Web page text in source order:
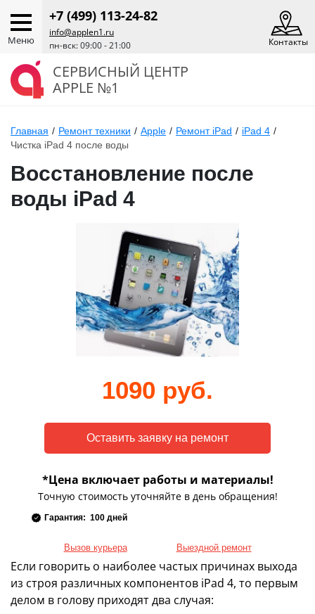
Меню
+7 (499) 113-24-82
info@applen1.ru
пн-вск: 09:00 - 21:00
Контакты
СЕРВИСНЫЙ ЦЕНТР
APPLE №1
Главная / Ремонт техники / Apple / Ремонт iPad / iPad 4 /
Чистка iPad 4 после воды
Восстановление после
воды iPad 4
1090 руб.
*Цена включает работы и материалы!
Точную стоимость уточняйте в день обращения!
Гарантия: 100 дней
Вызов курьера Выездной ремонт
Если говорить о наиболее частых причинах выхода
из строя различных компонентов iPad 4, то первым
делом в голову приходят два случая: